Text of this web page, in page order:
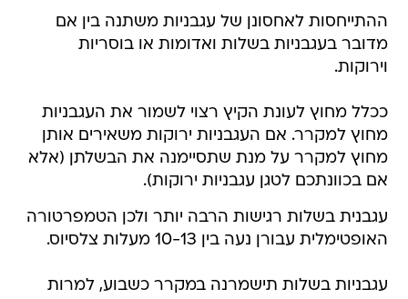
ההתייחסות לאחסונן של עגבניות משתנה בין אם
מדובר בעגבניות בשלות ואדומות או בוסריות
וירוקות.
ככלל מחוץ לעונת הקיץ רצוי לשמור את העגבניות
מחוץ למקרר. אם העגבניות ירוקות משאירים אותן
מחוץ למקרר על מנת שתסיימנה את הבשלתן (אלא
אם בכוונתכם לטגן עגבניות ירוקות).
עגבנית בשלות רגישות הרבה יותר ולכן הטמפרטורה
האופטימלית עבורן נעה בין 10-13 מעלות צלסיוס.
עגבניות בשלות תישמרנה במקרר כשבוע, למרות